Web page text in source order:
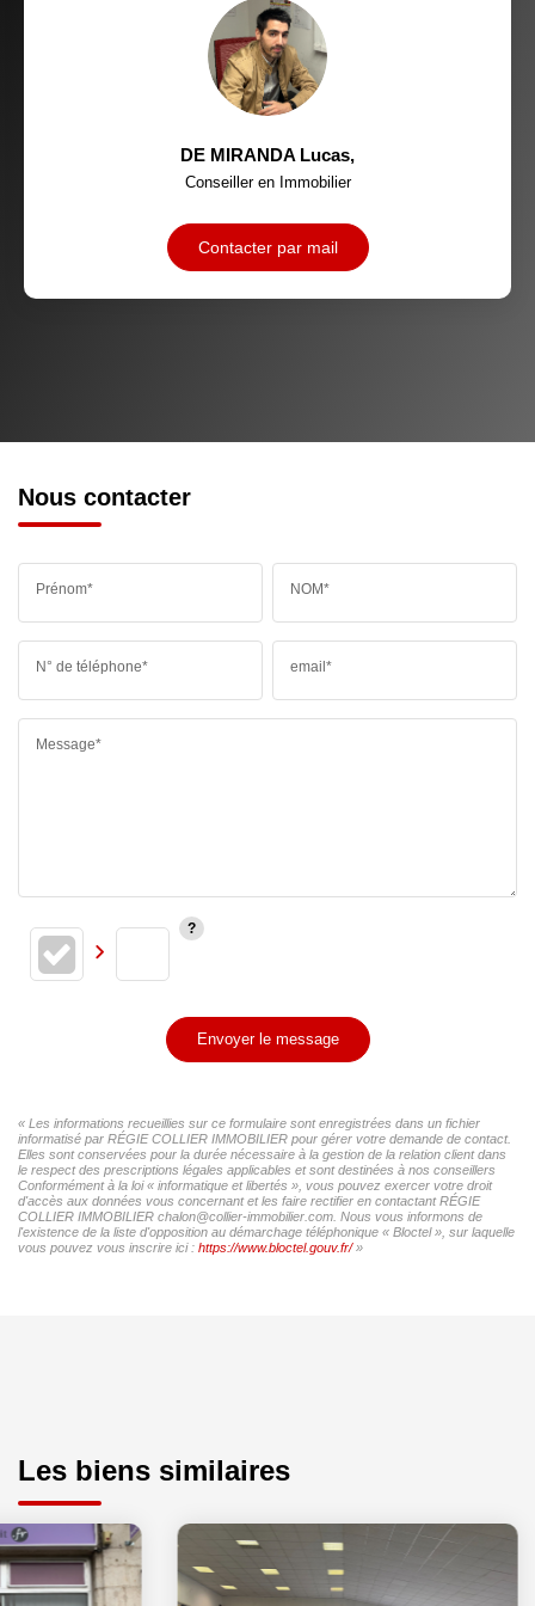
DE MIRANDA Lucas,
Conseiller en Immobilier
Contacter par mail
Nous contacter
Prénom* NOM*
N° de téléphone* email*
Message*
Envoyer le message
« Les informations recueillies sur ce formulaire sont enregistrées dans un fichier
informatisé par RÉGIE COLLIER IMMOBILIER pour gérer votre demande de contact.
Elles sont conservées pour la durée nécessaire à la gestion de la relation client dans
le respect des prescriptions légales applicables et sont destinées à nos conseillers
Conformément à la loi « informatique et libertés », vous pouvez exercer votre droit
d'accès aux données vous concernant et les faire rectifier en contactant RÉGIE
COLLIER IMMOBILIER chalon@collier-immobilier.com. Nous vous informons de
l'existence de la liste d'opposition au démarchage téléphonique « Bloctel », sur laquelle
vous pouvez vous inscrire ici : https://www.bloctel.gouv.fr/»
Les biens similaires